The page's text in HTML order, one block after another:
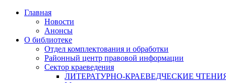
Главная
Новости
Анонсы
О библиотеке
Отдел комплектования и обработки
Районный центр правовой информации
Сектор краеведения
ЛИТЕРАТУРНО-КРАЕВЕДЧЕСКИЕ